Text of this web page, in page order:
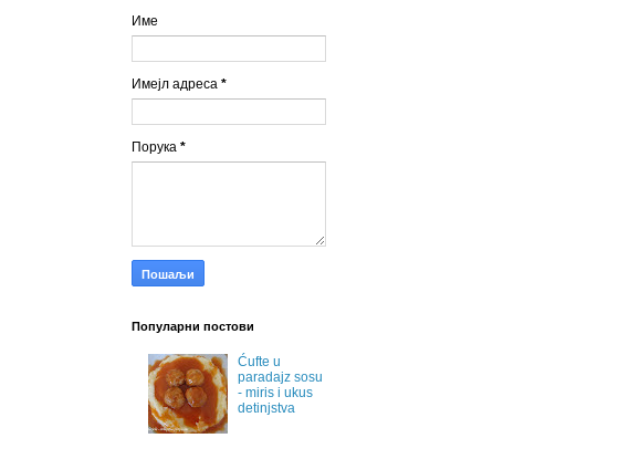
Име
Имејл адреса *
Порука *
Популарни постови
Ćufte u
paradajz sosu
- miris i ukus
detinjstva